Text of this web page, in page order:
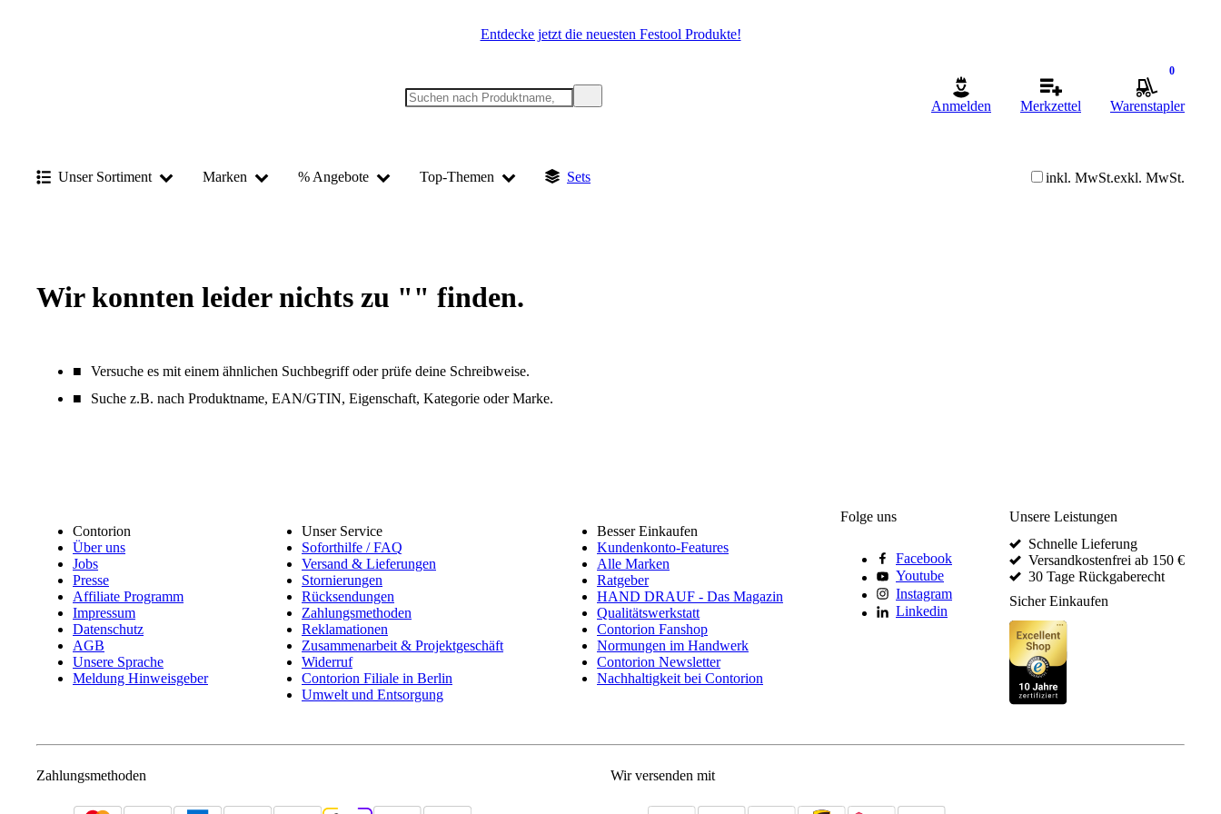
Entdecke jetzt die neuesten Festool Produkte!
Anmelden Merkzettel
0
Warenstapler
Unser Sortiment Marken % Angebote Top-Themen Sets inkl. MwSt.exkl. MwSt.
Wir konnten leider nichts zu "" finden.
Versuche es mit einem ähnlichen Suchbegriff oder prüfe deine Schreibweise.
Suche z.B. nach Produktname, EAN/GTIN, Eigenschaft, Kategorie oder Marke.
Contorion
Über uns
Jobs
Presse
Affiliate Programm
Impressum
Datenschutz
AGB
Unsere Sprache
Meldung Hinweisgeber
Unser Service
Soforthilfe / FAQ
Versand & Lieferungen
Stornierungen
Rücksendungen
Zahlungsmethoden
Reklamationen
Zusammenarbeit & Projektgeschäft
Widerruf
Contorion Filiale in Berlin
Umwelt und Entsorgung
Besser Einkaufen
Kundenkonto-Features
Alle Marken
Ratgeber
HAND DRAUF - Das Magazin
Qualitätswerkstatt
Contorion Fanshop
Normungen im Handwerk
Contorion Newsletter
Nachhaltigkeit bei Contorion
Folge uns
Facebook
Youtube
Instagram
Linkedin
Unsere Leistungen
Schnelle Lieferung
Versandkostenfrei ab 150 €
30 Tage Rückgaberecht
Sicher Einkaufen
Zahlungsmethoden Wir versenden mit